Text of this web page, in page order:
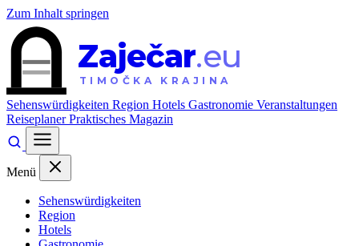
Zum Inhalt springen
Zaječar.eu
TIMOČKA KRAJINA
Sehenswürdigkeiten Region Hotels Gastronomie Veranstaltungen
ReiseplanerPraktisches Magazin
Menü
Sehenswürdigkeiten
Region
Hotels